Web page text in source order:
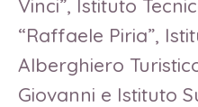
Vinci”, Istituto
“Raffaele Piria”,
Alberghiero
Giovanni e Istituto